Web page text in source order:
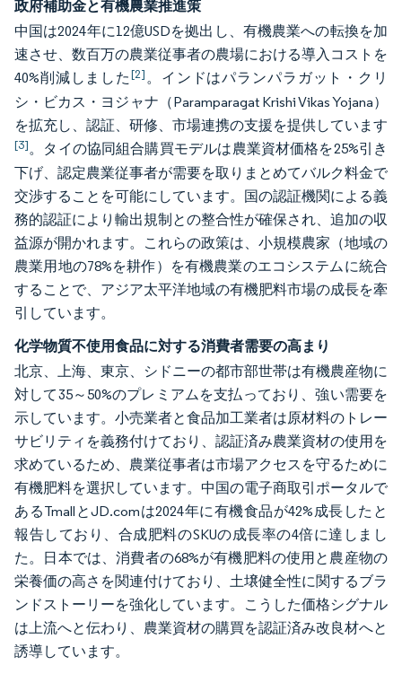
政府補助金と有機農業推進策
中国は2024年に12億USDを拠出し、有機農業への転換を加
速させ、数百万の農業従事者の農場における導入コストを
40%削減しました[2]。インドはパランパラガット・クリ
シ・ビカス・ヨジャナ（Paramparagat Krishi Vikas Yojana）
を拡充し、認証、研修、市場連携の支援を提供しています
[3]。タイの協同組合購買モデルは農業資材価格を25%引き
下げ、認定農業従事者が需要を取りまとめてバルク料金で
交渉することを可能にしています。国の認証機関による義
務的認証により輸出規制との整合性が確保され、追加の収
益源が開かれます。これらの政策は、小規模農家（地域の
農業用地の78%を耕作）を有機農業のエコシステムに統合
することで、アジア太平洋地域の有機肥料市場の成長を牽
引しています。
化学物質不使用食品に対する消費者需要の高まり
北京、上海、東京、シドニーの都市部世帯は有機農産物に
対して35～50%のプレミアムを支払っており、強い需要を
示しています。小売業者と食品加工業者は原材料のトレー
サビリティを義務付けており、認証済み農業資材の使用を
求めているため、農業従事者は市場アクセスを守るために
有機肥料を選択しています。中国の電子商取引ポータルで
あるTmallとJD.comは2024年に有機食品が42%成長したと
報告しており、合成肥料のSKUの成長率の4倍に達しまし
た。日本では、消費者の68%が有機肥料の使用と農産物の
栄養価の高さを関連付けており、土壌健全性に関するブラ
ンドストーリーを強化しています。こうした価格シグナル
は上流へと伝わり、農業資材の購買を認証済み改良材へと
誘導しています。